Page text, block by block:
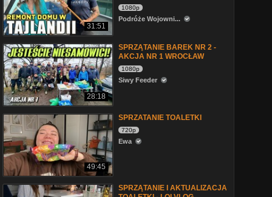
31:51
1080p
Podróże Wojowni...
28:18
SPRZĄTANIE BAREK NR 2 -
AKCJA NR 1 WROCŁAW
1080p
Siwy Feeder
49:45
SPRZATANIE TOALETKI
720p
Ewa
SPRZĄTANIE I AKTUALIZACJA